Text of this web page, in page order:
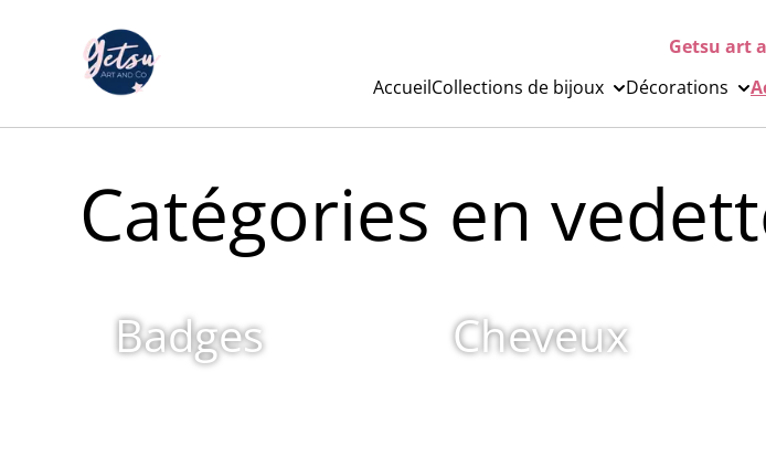
Getsu art
AccueilCollections de bijoux Décorations
Catégories en
Badges Cheveux